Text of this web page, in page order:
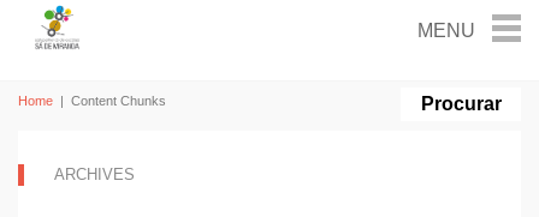
Home | Content Chunks
ARCHIVES